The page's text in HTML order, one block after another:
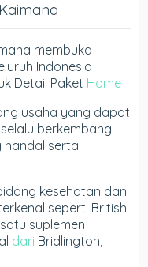
membuka
Indonesia
Detail Paket Home
usaha yang dapat
berkembang
handal serta
kesehatan dan
seperti British
suplemen
dari Bridlington,